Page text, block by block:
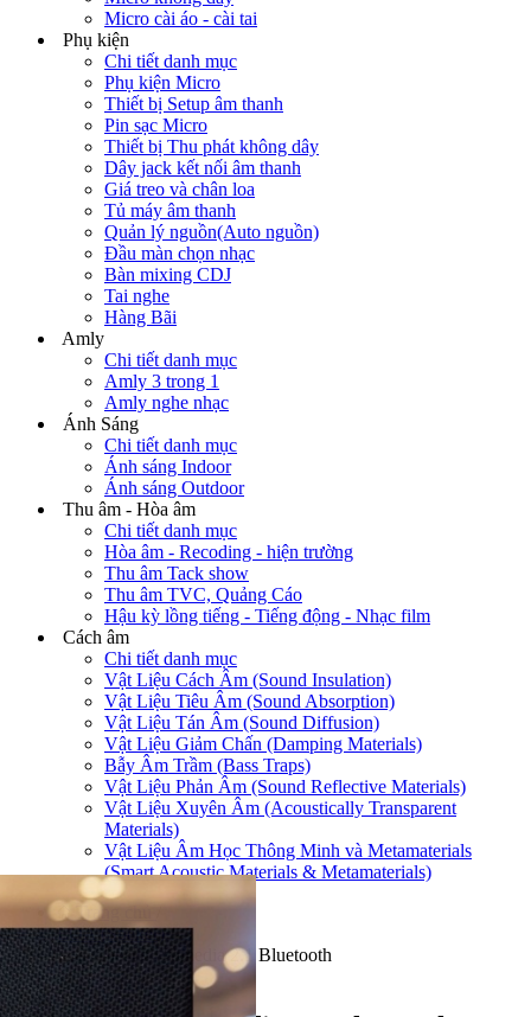
Micro cài áo - cài tai
Phụ kiện
Chi tiết danh mục
Phụ kiện Micro
Thiết bị Setup âm thanh
Pin sạc Micro
Thiết bị Thu phát không dây
Dây jack kết nối âm thanh
Giá treo và chân loa
Tủ máy âm thanh
Quản lý nguồn(Auto nguồn)
Đầu màn chọn nhạc
Bàn mixing CDJ
Tai nghe
Hàng Bãi
Amly
Chi tiết danh mục
Amly 3 trong 1
Amly nghe nhạc
Ánh Sáng
Chi tiết danh mục
Ánh sáng Indoor
Ánh sáng Outdoor
Thu âm - Hòa âm
Chi tiết danh mục
Hòa âm - Recoding - hiện trường
Thu âm Tack show
Thu âm TVC, Quảng Cáo
Hậu kỳ lồng tiếng - Tiếng động - Nhạc film
Cách âm
Chi tiết danh mục
Vật Liệu Cách Âm (Sound Insulation)
Vật Liệu Tiêu Âm (Sound Absorption)
Vật Liệu Tán Âm (Sound Diffusion)
Vật Liệu Giảm Chấn (Damping Materials)
Bẫy Âm Trầm (Bass Traps)
Vật Liệu Phản Âm (Sound Reflective Materials)
Vật Liệu Xuyên Âm (Acoustically Transparent
Materials)
Vật Liệu Âm Học Thông Minh và Metamaterials
(Smart Acoustic Materials & Metamaterials)
Trang chủ/
LOA (Speker) /
Loa Klipsch Promedia 2.1 Bluetooth